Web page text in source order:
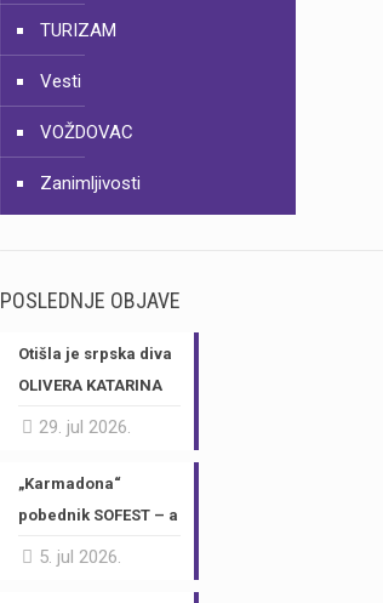
TURIZAM
Vesti
VOŽDOVAC
Zanimljivosti
POSLEDNJE OBJAVE
Otišla je srpska diva
OLIVERA KATARINA
29. jul 2026.
„Karmadona“
pobednik SOFEST – a
5. jul 2026.